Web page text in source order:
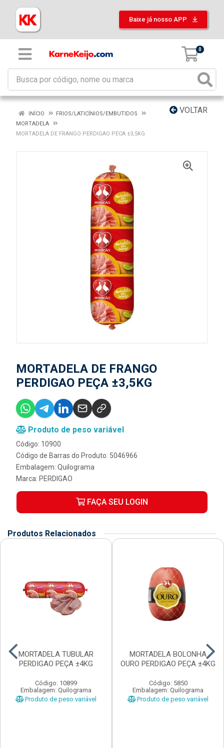
Baixe já nosso APP
0
VOLTAR
INÍCIO
FRIOS/LATICÍNIOS/EMBUTIDOS
MORTADELA
MORTADELA DE FRANGO PERDIGAO PECA ±3,5KG
MORTADELA DE FRANGO
PERDIGAO PEÇA ±3,5KG
Produto de peso variável
Código: 10900
Código de Barras do Produto: 5046966
Embalagem: Quilograma
Marca: PERDIGAO
FAÇA SEU LOGIN
Produtos Relacionados
MORTADELA TUBULAR
PERDIGAO PEÇA ±4KG
Código: 10899
Embalagem: Quilograma
Produto de peso variável
MORTADELA BOLONHA
OURO PERDIGAO PEÇA ±4KG
Código: 5850
Embalagem: Quilograma
Produto de peso variável